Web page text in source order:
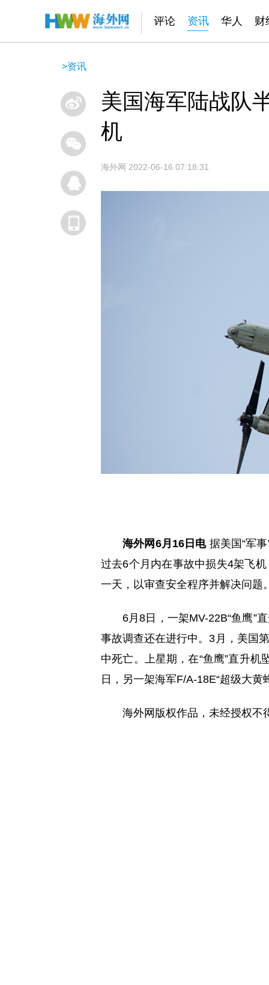
评论 资讯 华人 财
>资讯
美国海军陆战队
机
海外网 2022-06-16 07:18:31
海外网6月16日电据美国“军
过去6个月内在事故中损失4架飞
一天，以审查安全程序并解决问题
6月8日，一架MV-22B“鱼鹰”
事故调查还在进行中。3月，美国
中死亡。上星期，在“鱼鹰”直升
日，另一架海军F/A-18E“超级大
海外网版权作品，未经授权不